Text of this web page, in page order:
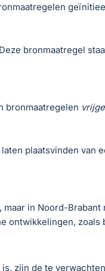
bronmaatregel
bronmaatregelen
plaatsvinden van
in Noord-
zijn de te